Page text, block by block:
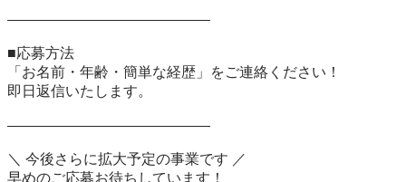
――――――――――――――
■応募方法
「お名前・年齢・簡単な経歴」をご連絡ください！
即日返信いたします。
――――――――――――――
＼ 今後さらに拡大予定の事業です ／
早めのご応募お待ちしています！